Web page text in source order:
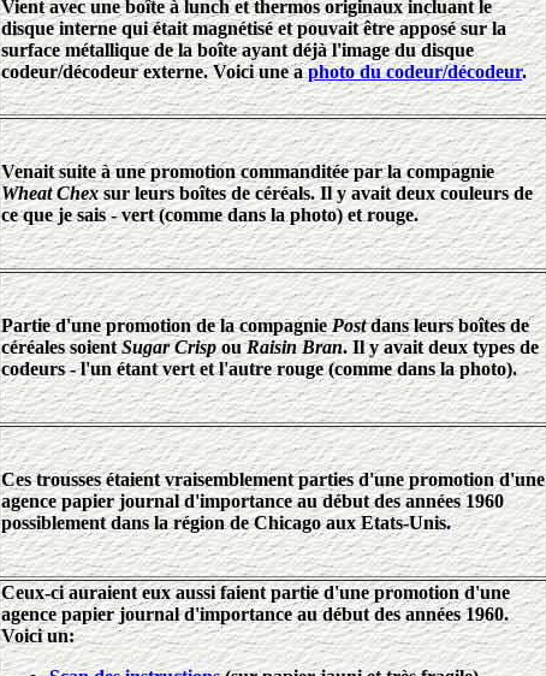
Vient avec une boîte à lunch et thermos originaux incluant le
disque interne qui était magnétisé et pouvait être apposé sur la
surface métallique de la boîte ayant déjà l'image du disque
codeur/décodeur externe. Voici une aphoto du codeur/décodeur.
Venait suite à une promotion commanditée par la compagnie
Wheat Chexsur leurs boîtes de céréals. Il y avait deux couleurs de
ce que je sais - vert (comme dans la photo) et rouge.
Partie d'une promotion de la compagniePostdans leurs boîtes de
céréales soientSugar CrispouRaisin Bran. Il y avait deux types de
codeurs - l'un étant vert et l'autre rouge (comme dans la photo).
Ces trousses étaient vraisemblement parties d'une promotion d'une
agence papier journal d'importance au début des années 1960
possiblement dans la région de Chicago aux Etats-Unis.
Ceux-ci auraient eux aussi faient partie d'une promotion d'une
agence papier journal d'importance au début des années 1960.
Voici un: